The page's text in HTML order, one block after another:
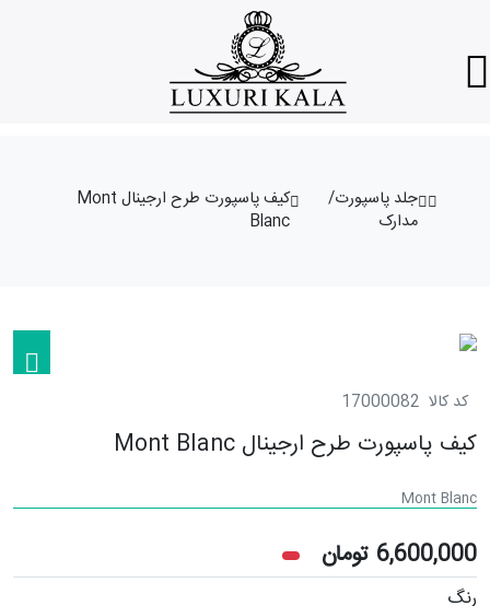
جلد پاسپورت/
مدارک
کیف پاسپورت طرح ارجینال Mont
Blanc
کد کالا 17000082
کیف پاسپورت طرح ارجینال Mont Blanc
Mont Blanc
6,600,000 تومان
رنگ